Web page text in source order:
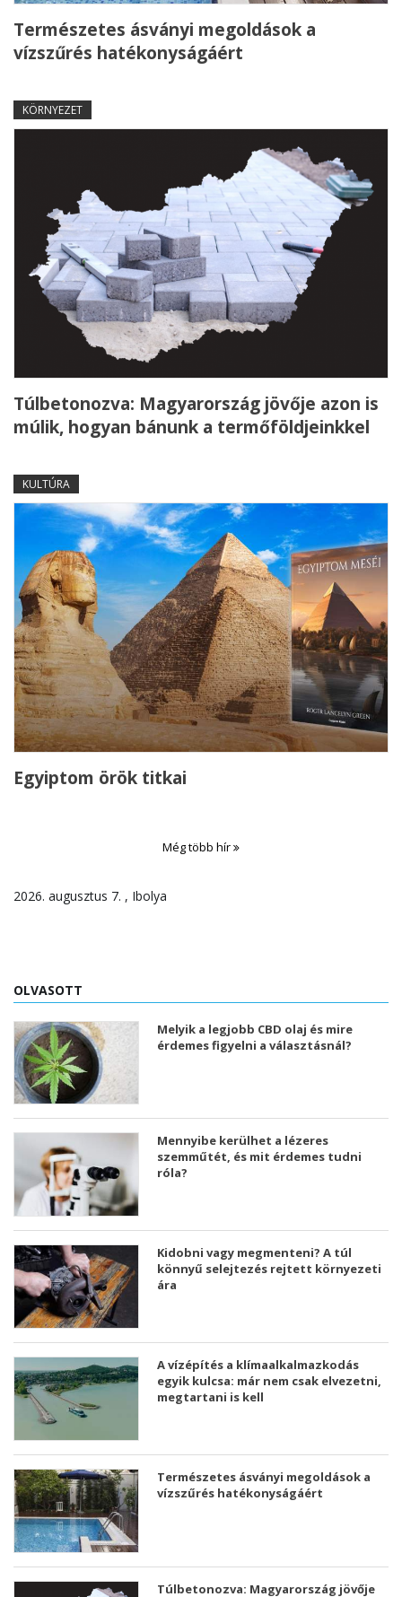
Természetes ásványi megoldások a
vízszűrés hatékonyságáért
KÖRNYEZET
Túlbetonozva: Magyarország jövője azon is
múlik, hogyan bánunk a termőföldjeinkkel
KULTÚRA
Egyiptom örök titkai
Még több hír
2026. augusztus 7. , Ibolya
OLVASOTT
Melyik a legjobb CBD olaj és mire
érdemes figyelni a választásnál?
Mennyibe kerülhet a lézeres
szemműtét, és mit érdemes tudni
róla?
Kidobni vagy megmenteni? A túl
könnyű selejtezés rejtett környezeti
ára
A vízépítés a klímaalkalmazkodás
egyik kulcsa: már nem csak elvezetni,
megtartani is kell
Természetes ásványi megoldások a
vízszűrés hatékonyságáért
Túlbetonozva: Magyarország jövője